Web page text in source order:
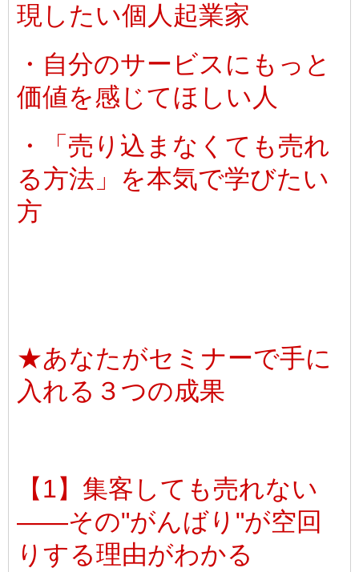
現したい個人起業家
・自分のサービスにもっと
価値を感じてほしい人
・「売り込まなくても売れ
る方法」を本気で学びたい
方
★あなたがセミナーで手に
入れる３つの成果
【1】集客しても売れない
――その"がんばり"が空回
りする理由がわかる